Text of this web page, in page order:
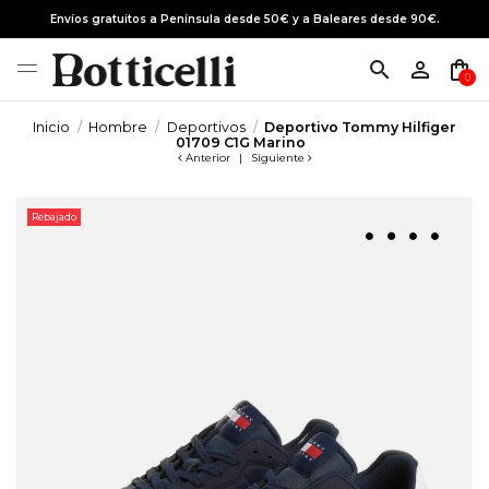
Envíos gratuitos a Península desde 50€ y a Baleares desde 90€.
search person_outline shopping_bag
0
Inicio Hombre Deportivos
Deportivo Tommy Hilfiger
01709 C1G Marino
Anterior | Siguiente
Rebajado